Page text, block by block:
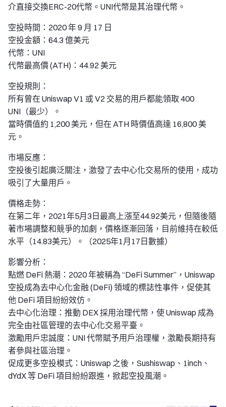
介直接交換ERC-20代幣。UNI代幣是其治理代幣。
空投時間：2020 年 9 月 17 日
空投金額：64.3 億美元
代幣：UNI
代幣最高價 (ATH)：44.92 美元
空投規則：
所有曾在 Uniswap V1 或 V2 交易的用戶都能領取 400
UNI（最少）。
當時價值約 1,200 美元，但在 ATH 時價值高達 16,800 美
元。
市場反應：
空投後引起廣泛關注，激發了去中心化交易所的使用，成功
吸引了大量用戶。
價格走勢：
在第二年，2021年5月3日最高上漲至44.92美元，但隨後隨
著市場調整和競爭的加劇，價格逐漸回落，目前維持在較低
水平（14.83美元）。（2025年1月17日數據）
影響分析：
點燃 DeFi 熱潮：2020 年被稱為 “DeFi Summer”，Uniswap
空投成為去中心化金融 (DeFi) 領域的標誌性事件，促使其
他 DeFi 項目紛紛效仿。
去中心化治理：推動 DEX 採用治理代幣，使 Uniswap 成為
完全由社區管理的去中心化交易平臺。
激勵用戶忠誠度：UNI 代幣賦予用戶治理權，激勵長期持有
者參與社區治理。
促成更多空投模式：Uniswap 之後，Sushiswap、1inch、
dYdX 等 DeFi 項目紛紛跟進，掀起空投風潮。